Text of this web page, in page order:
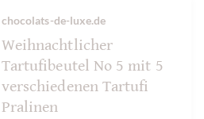
chocolats-de-luxe.de
Weihnachtlicher
Tartufibeutel No 5 mit 5
verschiedenen Tartufi
Pralinen